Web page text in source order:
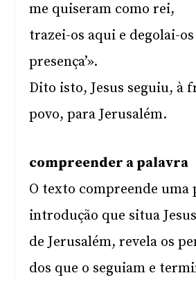
me quiseram como rei,
trazei-os aqui e degolai-
presença’».
Dito isto, Jesus seguiu, à
povo, para Jerusalém.
compreender a palavra
O texto compreende uma
introdução que situa
de Jerusalém, revela os
dos que o seguiam e